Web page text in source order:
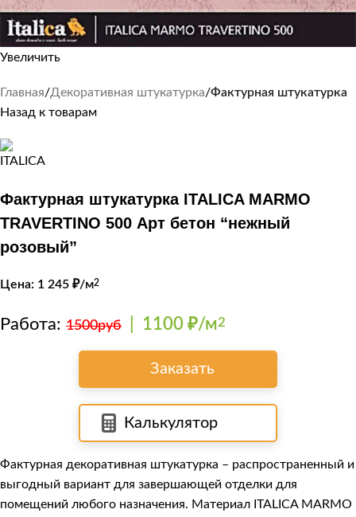
Увеличить
Главная Декоративная штукатурка Фактурная штукатурка
Назад к товарам
Фактурная штукатурка ITALICA MARMO
TRAVERTINO 500 Арт бетон “нежный
розовый”
Цена: 1 245 ₽/м2
Работа: 1500руб 1100 ₽/м2
Заказать
Калькулятор
Фактурная декоративная штукатурка – распространенный и
выгодный вариант для завершающей отделки для
помещений любого назначения. Материал ITALICA MARMO